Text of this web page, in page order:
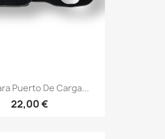
Puerto De Carga...
22,00 €